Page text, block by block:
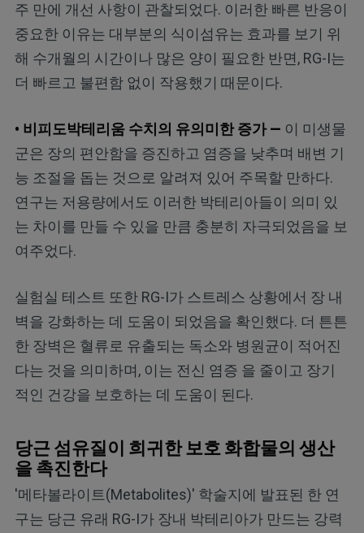
주 만에 개선 사항이 관찰되었다. 이러한 빠른 반응이
중요한 이유는 대부분의 식이섬유는 효과를 보기 위
해 수개월의 시간이나 많은 양이 필요한 반면, RG-I는
더 빠르고 불편함 없이 작용했기 때문이다.
• 비피도박테리움 수치의 유의미한 증가 — 이 미생물
군은 장의 편안함을 증진하고 염증을 낮추며 배변 기
능 조절을 돕는 것으로 알려져 있어 주목할 만하다.
연구는 저용량에서도 이러한 박테리아들이 의미 있
는 차이를 만들 수 있을 만큼 충분히 자극되었음을 보
여주었다.
실험실 테스트 또한 RG-I가 스트레스 상황에서 장 내
벽을 강화하는 데 도움이 되었음을 확인했다. 더 튼튼
한 장벽은 혈류로 유출되는 독소와 병원균이 적어진
다는 것을 의미하며, 이는 전신 염증 을 줄이고 장기
적인 건강을 보호하는 데 도움이 된다.
당근 섬유질이 희귀한 보호 화합물의 생산
을 촉진한다
'메타볼라이트(Metabolites)' 학술지에 발표된 한 연
구는 당근 유래 RG-I가 장내 박테리아가 만드는 강력